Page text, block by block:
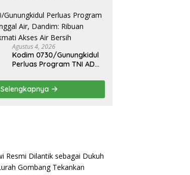
Utama dan Kapolsek
Agustus 4, 2026
Kodim 0730/Gunungkidul
Perluas Program TNI AD
Ribuan Warga Kini Nikmati
Akses Air Bersih
Selengkapnya